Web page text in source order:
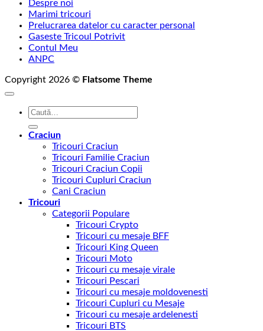
Despre noi
Marimi tricouri
Prelucrarea datelor cu caracter personal
Gaseste Tricoul Potrivit
Contul Meu
ANPC
Copyright 2026 © Flatsome Theme
Caută
Craciun
Tricouri Craciun
Tricouri Familie Craciun
Tricouri Craciun Copii
Tricouri Cupluri Craciun
Cani Craciun
Tricouri
Categorii Populare
Tricouri Crypto
Tricouri cu mesaje BFF
Tricouri King Queen
Tricouri Moto
Tricouri cu mesaje virale
Tricouri Pescari
Tricouri cu mesaje moldovenesti
Tricouri Cupluri cu Mesaje
Tricouri cu mesaje ardelenesti
Tricouri BTS